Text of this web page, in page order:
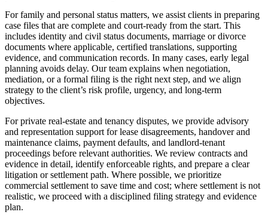
For family and personal status matters, we assist clients in preparing
case files that are complete and court-ready from the start. This
includes identity and civil status documents, marriage or divorce
documents where applicable, certified translations, supporting
evidence, and communication records. In many cases, early legal
planning avoids delay. Our team explains when negotiation,
mediation, or a formal filing is the right next step, and we align
strategy to the client’s risk profile, urgency, and long-term
objectives.
For private real-estate and tenancy disputes, we provide advisory
and representation support for lease disagreements, handover and
maintenance claims, payment defaults, and landlord-tenant
proceedings before relevant authorities. We review contracts and
evidence in detail, identify enforceable rights, and prepare a clear
litigation or settlement path. Where possible, we prioritize
commercial settlement to save time and cost; where settlement is not
realistic, we proceed with a disciplined filing strategy and evidence
plan.